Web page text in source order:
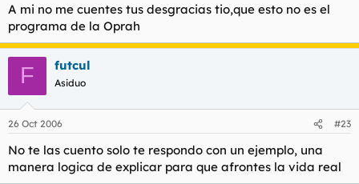
A mi no me cuentes tus desgracias tio,que esto no es el
programa de la Oprah
F futcul
Asiduo
26 Oct 2006 #23
No te las cuento solo te respondo con un ejemplo, una
manera logica de explicar para que afrontes la vida real